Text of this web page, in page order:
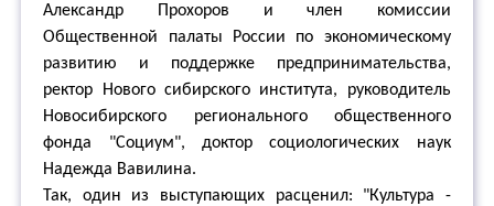
Александр Прохоров и член комиссии
Общественной палаты России по экономическому
развитию и поддержке предпринимательства,
ректор Нового сибирского института, руководитель
Новосибирского регионального общественного
фонда "Социум", доктор социологических наук
Надежда Вавилина.
Так, один из выступающих расценил: "Культура -